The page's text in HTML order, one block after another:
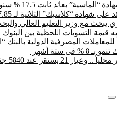
بعائد ثابت 17.5 % سنوياً
شهادة “كلاسيك” الثلاثية لـ 17.85 %
مع وزير التعليم العالي
المصرفية الدولية بالبنك
فى ستة أشهر
يستقر عند 5840 جنيها
بحث